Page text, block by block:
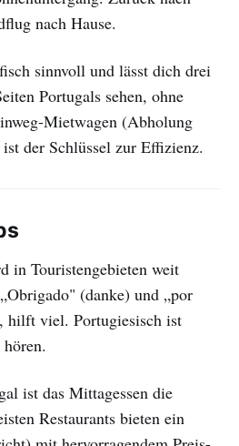
nach Hause.
sinnvoll und lässt dich drei
Portugals sehen, ohne
Mietwagen (Abholung
der Schlüssel zur Effizienz.
in Touristengebieten weit
(danke) und „por
hilft viel. Portugiesisch ist
ist das Mittagessen die
Restaurants bieten ein